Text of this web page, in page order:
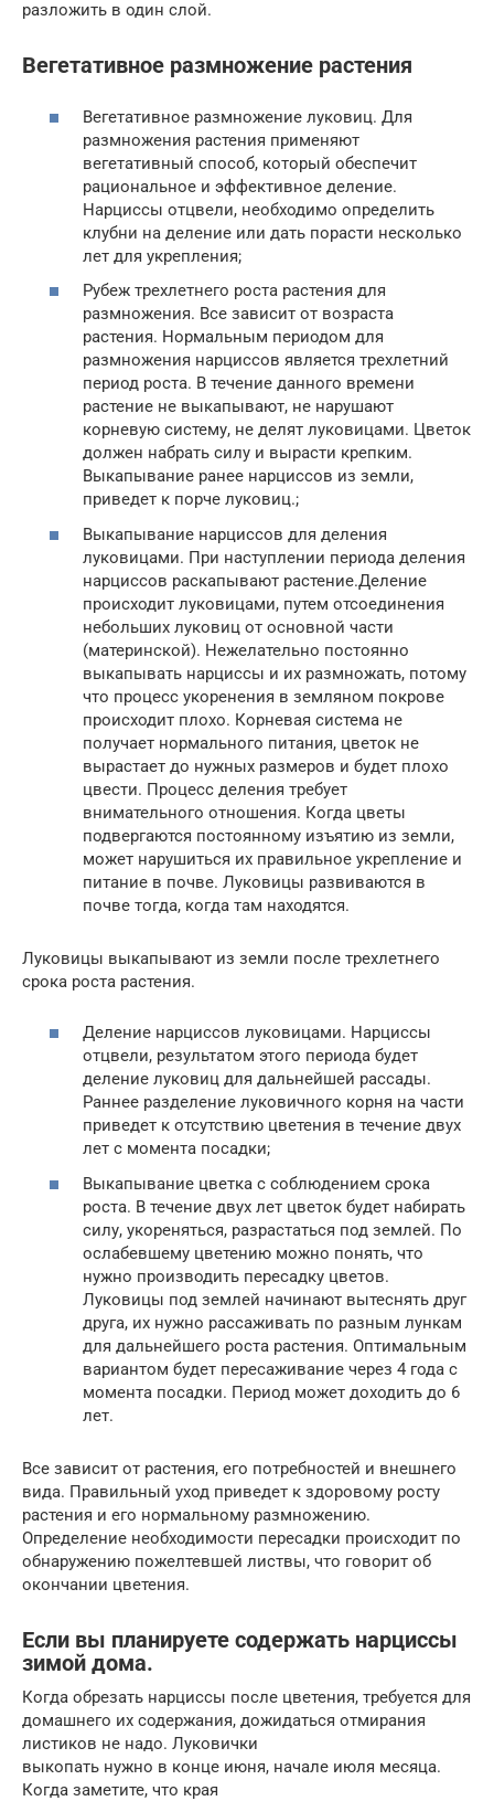
разложить в один слой.
Вегетативное размножение растения
Вегетативное размножение луковиц. Для
размножения растения применяют
вегетативный способ, который обеспечит
рациональное и эффективное деление.
Нарциссы отцвели, необходимо определить
клубни на деление или дать порасти несколько
лет для укрепления;
Рубеж трехлетнего роста растения для
размножения. Все зависит от возраста
растения. Нормальным периодом для
размножения нарциссов является трехлетний
период роста. В течение данного времени
растение не выкапывают, не нарушают
корневую систему, не делят луковицами. Цветок
должен набрать силу и вырасти крепким.
Выкапывание ранее нарциссов из земли,
приведет к порче луковиц.;
Выкапывание нарциссов для деления
луковицами. При наступлении периода деления
нарциссов раскапывают растение.Деление
происходит луковицами, путем отсоединения
небольших луковиц от основной части
(материнской). Нежелательно постоянно
выкапывать нарциссы и их размножать, потому
что процесс укоренения в земляном покрове
происходит плохо. Корневая система не
получает нормального питания, цветок не
вырастает до нужных размеров и будет плохо
цвести. Процесс деления требует
внимательного отношения. Когда цветы
подвергаются постоянному изъятию из земли,
может нарушиться их правильное укрепление и
питание в почве. Луковицы развиваются в
почве тогда, когда там находятся.
Луковицы выкапывают из земли после трехлетнего
срока роста растения.
Деление нарциссов луковицами. Нарциссы
отцвели, результатом этого периода будет
деление луковиц для дальнейшей рассады.
Раннее разделение луковичного корня на части
приведет к отсутствию цветения в течение двух
лет с момента посадки;
Выкапывание цветка с соблюдением срока
роста. В течение двух лет цветок будет набирать
силу, укореняться, разрастаться под землей. По
ослабевшему цветению можно понять, что
нужно производить пересадку цветов.
Луковицы под землей начинают вытеснять друг
друга, их нужно рассаживать по разным лункам
для дальнейшего роста растения. Оптимальным
вариантом будет пересаживание через 4 года с
момента посадки. Период может доходить до 6
лет.
Все зависит от растения, его потребностей и внешнего
вида. Правильный уход приведет к здоровому росту
растения и его нормальному размножению.
Определение необходимости пересадки происходит по
обнаружению пожелтевшей листвы, что говорит об
окончании цветения.
Если вы планируете содержать нарциссы
зимой дома.
Когда обрезать нарциссы после цветения, требуется для
домашнего их содержания, дожидаться отмирания
листиков не надо. Луковички
выкопать нужно в конце июня, начале июля месяца.
Когда заметите, что края